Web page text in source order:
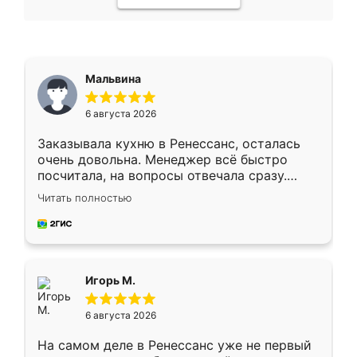
Мальвина
6 августа 2026
Заказывала кухню в Ренессанс, осталась
очень довольна. Менеджер всё быстро
посчитала, на вопросы отвечала сразу.
Замерщик приехал в субботу, подошёл к
делу со всей ответственностью. Собрали
за день, ребята работали аккуратно, даже
Читать полностью
Игорь М.
6 августа 2026
На самом деле в Ренессанс уже не первый